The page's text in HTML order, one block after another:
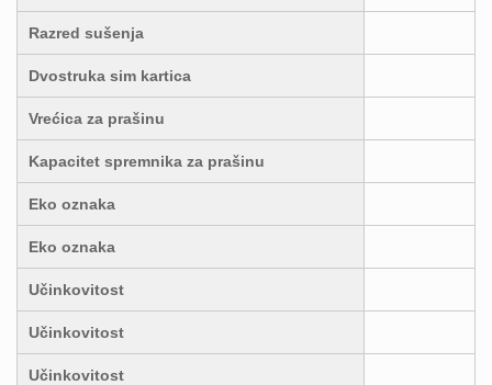
Razred sušenja
Dvostruka sim kartica
Vrećica za prašinu
Kapacitet spremnika za prašinu
Eko oznaka
Eko oznaka
Učinkovitost
Učinkovitost
Učinkovitost